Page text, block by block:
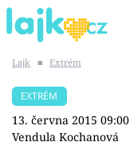
SHOPAHOLICADEL
Lajk ■ Extrém
EXTRÉM
13. června 2015 09:00
Vendula Kochanová